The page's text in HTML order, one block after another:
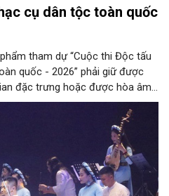
cụ dân tộc toàn quốc
tham dự “Cuộc thi Độc tấu
quốc - 2026” phải giữ được
đặc trưng hoặc được hòa âm,
âm nhạc truyền thống Việt
diễn trực tiếp bằng nhạc cụ dân